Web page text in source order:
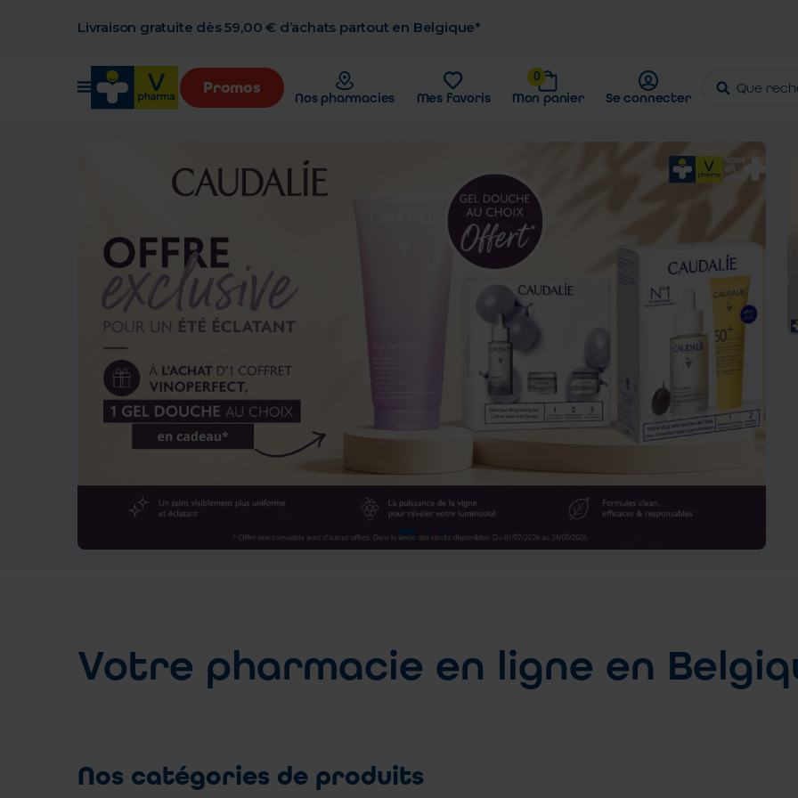
Livraison gratuite dès 59,00 € d’achats partout en Belgique*
Promos
Nos pharmacies Mes favoris
0
Mon panier Se connecter
Votre pharmacie en ligne en
Nos catégories de produits